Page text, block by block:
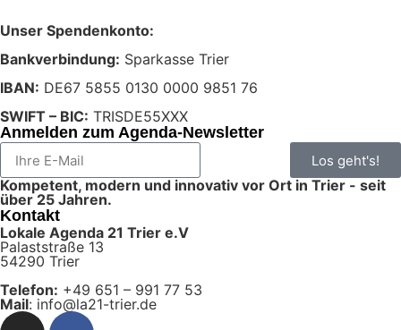
Unser Spendenkonto:
Bankverbindung: Sparkasse Trier
IBAN: DE67 5855 0130 0000 9851 76
SWIFT – BIC: TRISDE55XXX
Anmelden zum Agenda-Newsletter
Los geht's!
Kompetent, modern und innovativ vor Ort in Trier - seit
über 25 Jahren.
Kontakt
Lokale Agenda 21 Trier e.V
Palaststraße 13
54290 Trier
Telefon: +49 651 – 991 77 53
Mail: info@la21-trier.de